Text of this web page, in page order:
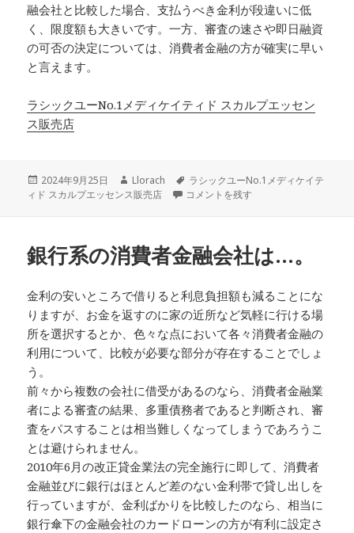
融会社と比較した場合、支払うべき金利が段違いに低
く、限度額も大きいです。一方、審査の速さや即日融資
の可否の決定については、消費者金融の方が確実に早い
と言えます。
ラシックユーNo.1メディケイティド スカルプエッセン
ス販売店
投
稿
2024年9月25日
作
成
Llorach
タ
グ
ラシックユーNo.1メディケイテ
ィド スカルプエッセンス販売店
銀行傘下の金融会社のカードローン
コメントを残す
銀行系の消費者金融会社は…。
金利の安いところで借りると利息負担額も減ることにな
りますが、お金を返すのに家の近所など気軽に行ける場
所を選択するとか、色々な点において各々消費者金融の
利用について、比較が必要な部分が存在することでしょ
う。
前々から複数の会社に借受があるのなら、消費者金融業
者による審査の結果、多重債務者であると判断され、審
査をパスすることは相当難しくなってしまうであろうこ
とは避けられません。
2010年6月の改正貸金業法の完全施行に即して、消費者
金融並びに銀行はほとんど差のない金利帯で貸し出しを
行っていますが、金利ばかりを比較したのなら、相当に
銀行傘下の金融会社のカードローンの方が有利に設定さ